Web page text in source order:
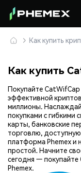
Как купить
Как купить
Покупайте CatWifCap
эффективной
миллионы.
покупками с гибкими
карты, банковские
торговлю,
платформа Phemex и
простой. Начните
сегодня — покупайте
Phemex.